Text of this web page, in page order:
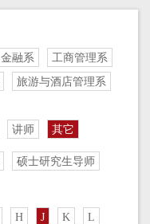
金融系
工商管理系
旅游与酒店管理系
讲师 其它
硕士研究生导师
H J K
L